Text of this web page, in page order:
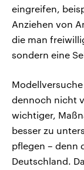
eingreifen,
Anziehen von
die man
sondern eine
dennoch nicht
wichtiger,
besser zu
pflegen – denn
Deutschland.